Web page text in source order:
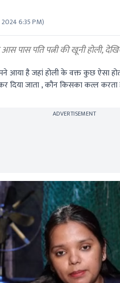
6:35 PM)
पास पति पत्नी की खूनी होली, देखिए
आया है जहां होली के वक्त कुछ ऐसा
दिया जाता , कौन किसका कत्ल करता
ADVERTISEMENT